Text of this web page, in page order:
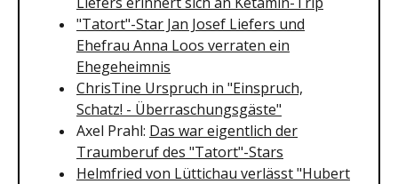
"Tatort"-Star Jan Josef Liefers und
Ehefrau Anna Loos verraten ein
Ehegeheimnis
ChrisTine Urspruch in "Einspruch,
Schatz! - Überraschungsgäste"
Axel Prahl: Das war eigentlich der
Traumberuf des "Tatort"-Stars
Helmfried von Lüttichau verlässt "Hubert